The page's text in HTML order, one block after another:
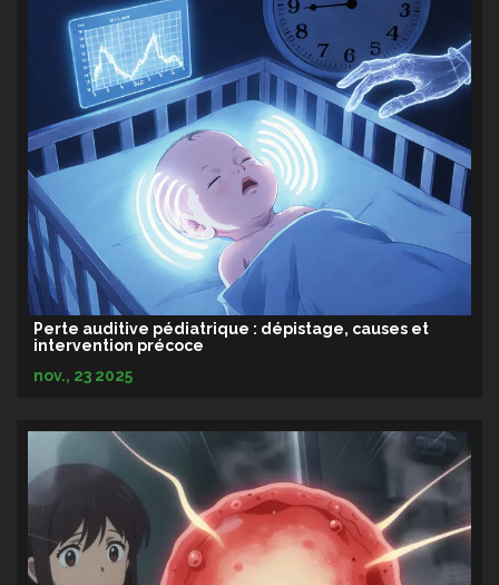
Perte auditive pédiatrique : dépistage, causes et
intervention précoce
nov., 23 2025